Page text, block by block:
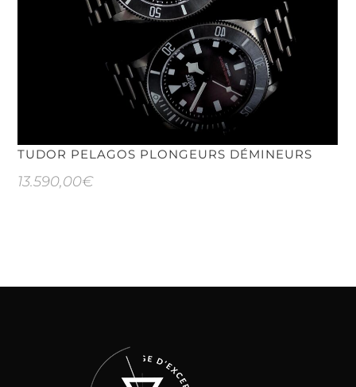
TUDOR PELAGOS PLONGEURS DÉMINEURS
13.590,00€